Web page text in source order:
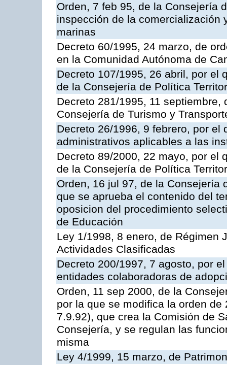
Orden, 7 feb 95, de la Consejería
inspección de la comercialización
marinas
Decreto 60/1995, 24 marzo, de
en la Comunidad Autónoma de
Decreto 107/1995, 26 abril, por el
de la Consejería de Política
Decreto 281/1995, 11
Consejería de Turismo y
Decreto 26/1996, 9 febrero, por
administrativos aplicables a las
Decreto 89/2000, 22 mayo, por el
de la Consejería de Política
Orden, 16 jul 97, de la Consejería
que se aprueba el contenido del
oposicion del procedimiento
de Educación
Ley 1/1998, 8 enero, de Régimen
Actividades Clasificadas
Decreto 200/1997, 7 agosto, por
entidades colaboradoras de
Orden, 11 sep 2000, de la
por la que se modifica la orden
7.9.92), que crea la Comisión de
Consejería, y se regulan las
misma
Ley 4/1999, 15 marzo, de